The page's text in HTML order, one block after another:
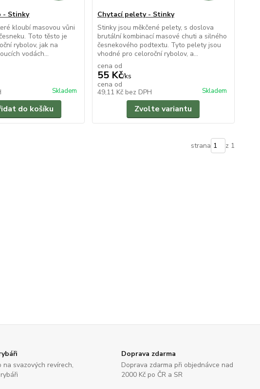
- Stinky
kloubí masovou vůni
Toto těsto je
rybolov, jak na
vodách...
Skladem
do košíku
Chytací pelety - Stinky
Stinky jsou měkčené pelety, s doslova
brutální kombinací masové chuti a silného
česnekového podtextu. Tyto pelety jsou
vhodné pro celoroční rybolov, a...
cena od
55 Kč/ks
cena od
49,11 Kč bez DPH Skladem
Zvolte variantu
strana z 1
na svazových revírech,
Doprava zdarma
Doprava zdarma při objednávce nad
2000 Kč po ČR a SR